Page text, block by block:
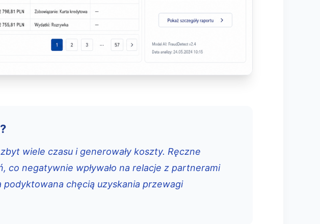
wiele czasu i generowały koszty. Ręczne
co negatywnie wpływało na relacje z partnerami
chęcią uzyskania przewagi